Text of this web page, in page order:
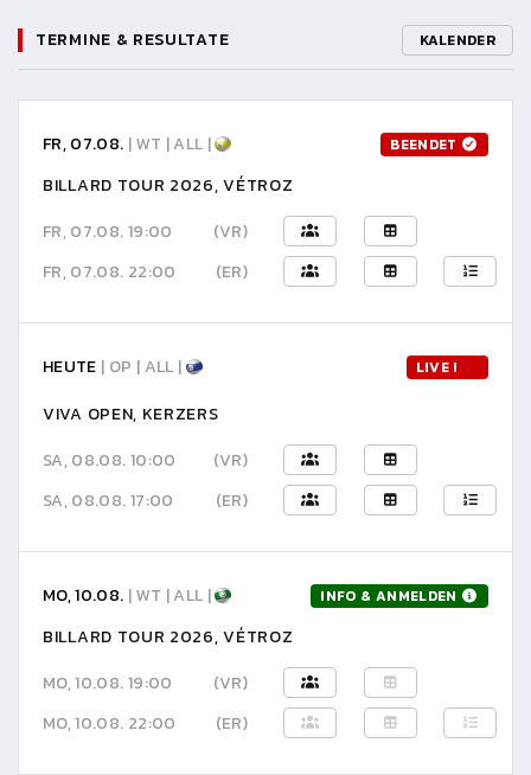
TERMINE & RESULTATE KALENDER
FR, 07.08. | WT | ALL | BEENDET
BILLARD TOUR 2026, VÉTROZ
FR, 07.08. 19:00
(VR)
FR, 07.08. 22:00
(ER)
HEUTE | OP | ALL | LIVE !
VIVA OPEN, KERZERS
SA, 08.08. 10:00
(VR)
SA, 08.08. 17:00
(ER)
MO, 10.08. | WT | ALL | INFO & ANMELDEN
BILLARD TOUR 2026, VÉTROZ
MO, 10.08. 19:00
(VR)
MO, 10.08. 22:00
(ER)